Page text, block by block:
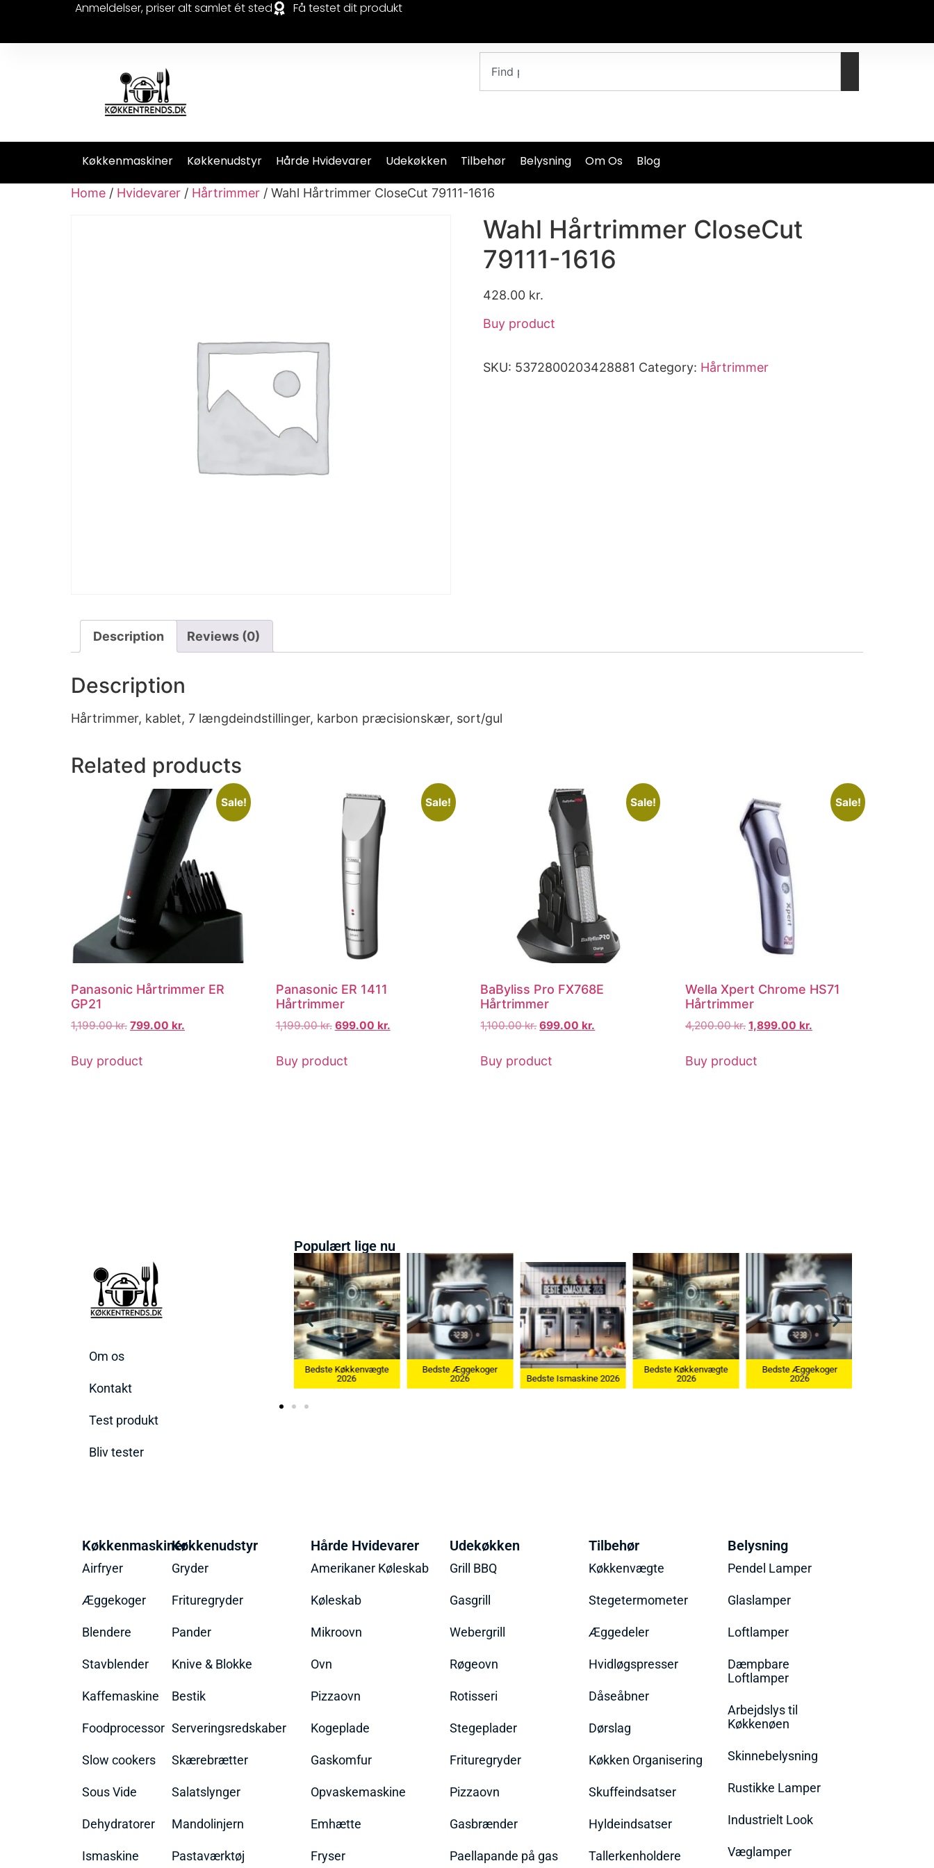
Anmeldelser, priser alt samlet ét sted Få testet dit produkt
Køkkenmaskiner Køkkenudstyr Hårde Hvidevarer Udekøkken Tilbehør Belysning Om Os Blog
Home / Hvidevarer / Hårtrimmer / Wahl Hårtrimmer CloseCut 79111-1616
Wahl Hårtrimmer CloseCut
79111-1616
428.00 kr.
Buy product
SKU: 5372800203428881 Category: Hårtrimmer
Description Reviews (0)
Description
Hårtrimmer, kablet, 7 længdeindstillinger, karbon præcisionskær, sort/gul
Related products
Sale!
Panasonic Hårtrimmer ER
GP21
1,199.00kr. 799.00 kr.
Buy product
Sale!
Panasonic ER 1411
Hårtrimmer
1,199.00kr. 699.00 kr.
Buy product
Sale!
BaByliss Pro FX768E
Hårtrimmer
1,100.00kr. 699.00 kr.
Buy product
Sale!
Wella Xpert Chrome HS71
Hårtrimmer
4,200.00kr. 1,899.00 kr.
Buy product
Om os
Kontakt
Test produkt
Bliv tester
Populært lige nu
Bedste Køkkenvægte
Bedste Æggekoger
Bedste Ismaskine 2026
Bedste Køkkenvægte
2026
Bedste Æggekoger
Bedste Ismaskine 2026
Køkkenmaskiner
Airfryer
Æggekoger
Blendere
Stavblender
Kaffemaskine
Foodprocessor
Slow cookers
Sous Vide
Dehydratorer
Ismaskine
Køkkenudstyr
Gryder
Frituregryder
Pander
Knive & Blokke
Bestik
Serveringsredskaber
Skærebrætter
Salatslynger
Mandolinjern
Pastaværktøj
Hårde Hvidevarer
Amerikaner Køleskab
Køleskab
Mikroovn
Ovn
Pizzaovn
Kogeplade
Gaskomfur
Opvaskemaskine
Emhætte
Fryser
Udekøkken
Grill BBQ
Gasgrill
Webergrill
Røgeovn
Rotisseri
Stegeplader
Frituregryder
Pizzaovn
Gasbrænder
Paellapande på gas
Tilbehør
Køkkenvægte
Stegetermometer
Æggedeler
Hvidløgspresser
Dåseåbner
Dørslag
Køkken Organisering
Skuffeindsatser
Hyldeindsatser
Tallerkenholdere
Belysning
Pendel Lamper
Glaslamper
Loftlamper
Dæmpbare
Loftlamper
Arbejdslys til
Køkkenøen
Skinnebelysning
Rustikke Lamper
Industrielt Look
Væglamper